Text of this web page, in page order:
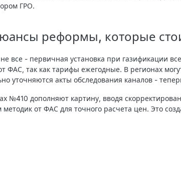
ГРО.
реформы, которые
все - первичная установка при газификации
ФАС, так как тарифы ежегодные. В регионах
уточняются акты обследования каналов -
№410 дополняют картину, вводя
от ФАС для точного расчета цен. Это